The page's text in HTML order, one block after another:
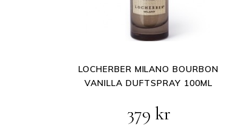
LOCHERBER MILANO BOURBON
VANILLA DUFTSPRAY 100ML
379 kr